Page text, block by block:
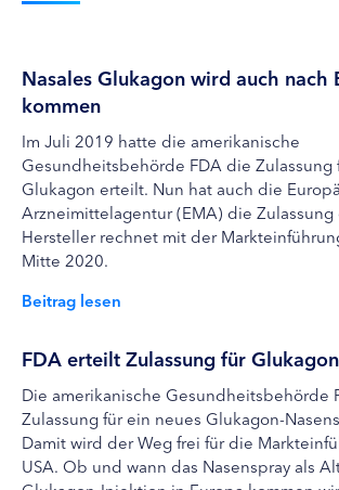
Nasales Glukagon wird auch nach
kommen
Im Juli 2019 hatte die amerikanische
Gesundheitsbehörde FDA die Zulassung
Glukagon erteilt. Nun hat auch die
Arzneimittelagentur (EMA) die
Hersteller rechnet mit der
Mitte 2020.
Beitrag lesen
FDA erteilt Zulassung für
Die amerikanische Gesundheitsbehörde
Zulassung für ein neues Glukagon-
Damit wird der Weg frei für die
USA. Ob und wann das Nasenspray als